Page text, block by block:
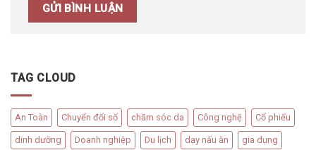
TAG CLOUD
An Toàn Chuyển đổi số chăm sóc da Công nghệ Cổ phiếu
dinh dưỡng Doanh nghiệp Du lịch dạy nấu ăn gia dụng